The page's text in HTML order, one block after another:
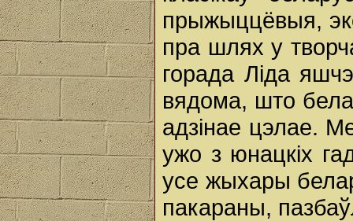
прыжыццёвыя,
пра шлях у
горада Ліда
вядома, што
адзінае цэлае.
ужо з юнацкіх
усе жыхары
пакараны,